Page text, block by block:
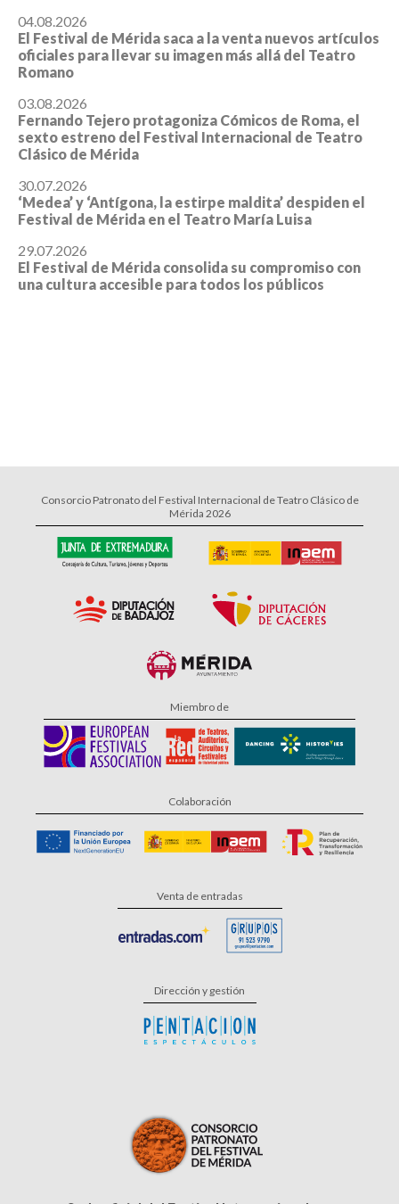
04.08.2026
El Festival de Mérida saca a la venta nuevos artículos
oficiales para llevar su imagen más allá del Teatro
Romano
03.08.2026
Fernando Tejero protagoniza Cómicos de Roma, el
sexto estreno del Festival Internacional de Teatro
Clásico de Mérida
30.07.2026
‘Medea’ y ‘Antígona, la estirpe maldita’ despiden el
Festival de Mérida en el Teatro María Luisa
29.07.2026
El Festival de Mérida consolida su compromiso con
una cultura accesible para todos los públicos
Consorcio Patronato del Festival Internacional de Teatro Clásico de
Mérida 2026
Miembro de
Colaboración
Venta de entradas
Dirección y gestión